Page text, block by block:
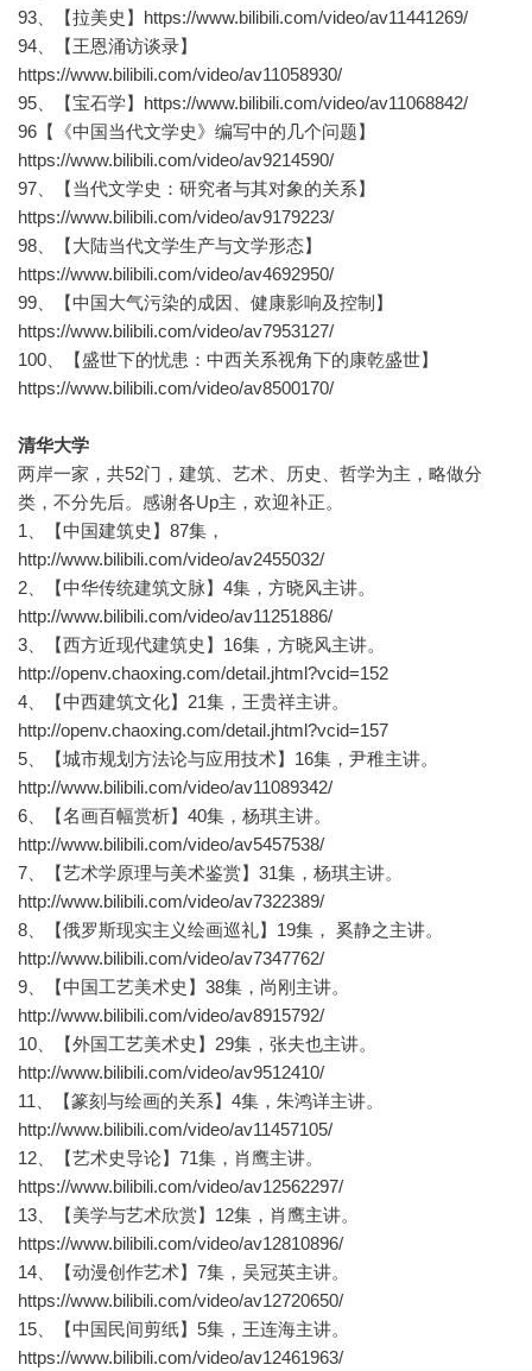
93、【拉美史】https://www.bilibili.com/video/av11441269/
94、【王恩涌访谈录】
https://www.bilibili.com/video/av11058930/
95、【宝石学】https://www.bilibili.com/video/av11068842/
96【《中国当代文学史》编写中的几个问题】
https://www.bilibili.com/video/av9214590/
97、【当代文学史：研究者与其对象的关系】
https://www.bilibili.com/video/av9179223/
98、【大陆当代文学生产与文学形态】
https://www.bilibili.com/video/av4692950/
99、【中国大气污染的成因、健康影响及控制】
https://www.bilibili.com/video/av7953127/
100、【盛世下的忧患：中西关系视角下的康乾盛世】
https://www.bilibili.com/video/av8500170/
清华大学
两岸一家，共52门，建筑、艺术、历史、哲学为主，略做分
类，不分先后。感谢各Up主，欢迎补正。
1、【中国建筑史】87集，
http://www.bilibili.com/video/av2455032/
2、【中华传统建筑文脉】4集，方晓风主讲。
http://www.bilibili.com/video/av11251886/
3、【西方近现代建筑史】16集，方晓风主讲。
http://openv.chaoxing.com/detail.jhtml?vcid=152
4、【中西建筑文化】21集，王贵祥主讲。
http://openv.chaoxing.com/detail.jhtml?vcid=157
5、【城市规划方法论与应用技术】16集，尹稚主讲。
http://www.bilibili.com/video/av11089342/
6、【名画百幅赏析】40集，杨琪主讲。
http://www.bilibili.com/video/av5457538/
7、【艺术学原理与美术鉴赏】31集，杨琪主讲。
http://www.bilibili.com/video/av7322389/
8、【俄罗斯现实主义绘画巡礼】19集， 奚静之主讲。
http://www.bilibili.com/video/av7347762/
9、【中国工艺美术史】38集，尚刚主讲。
http://www.bilibili.com/video/av8915792/
10、【外国工艺美术史】29集，张夫也主讲。
http://www.bilibili.com/video/av9512410/
11、【篆刻与绘画的关系】4集，朱鸿详主讲。
http://www.bilibili.com/video/av11457105/
12、【艺术史导论】71集，肖鹰主讲。
https://www.bilibili.com/video/av12562297/
13、【美学与艺术欣赏】12集，肖鹰主讲。
https://www.bilibili.com/video/av12810896/
14、【动漫创作艺术】7集，吴冠英主讲。
https://www.bilibili.com/video/av12720650/
15、【中国民间剪纸】5集，王连海主讲。
https://www.bilibili.com/video/av12461963/